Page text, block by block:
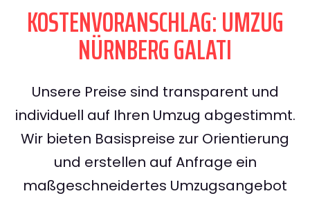
KOSTENVORANSCHLAG: UMZUG
NÜRNBERG GALATI
Unsere Preise sind transparent und
individuell auf Ihren Umzug abgestimmt.
Wir bieten Basispreise zur Orientierung
und erstellen auf Anfrage ein
maßgeschneidertes Umzugsangebot